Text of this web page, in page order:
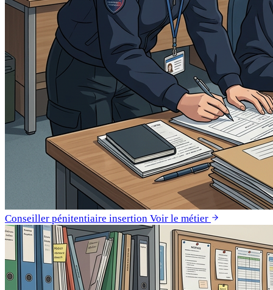
Conseiller pénitentiaire insertion Voir le métier